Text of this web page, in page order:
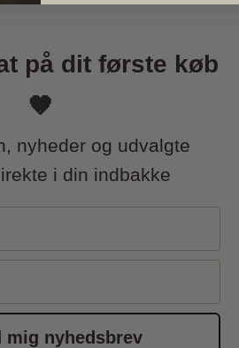
på dit første køb
🤎
nyheder og udvalgte
i din indbakke
mig nyhedsbrev